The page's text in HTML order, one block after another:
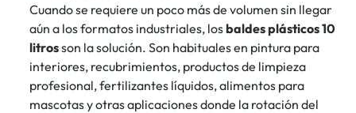
Cuando se requiere un poco más de volumen sin llegar
aún a los formatos industriales, losbaldes plásticos 10
litrosson la solución. Son habituales en pintura para
interiores, recubrimientos, productos de limpieza
profesional, fertilizantes líquidos, alimentos para
mascotas y otras aplicaciones donde la rotación del